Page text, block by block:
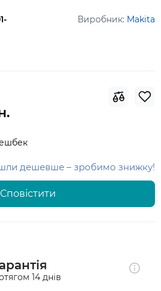
Виробник: Makita
дешевше – зробимо знижку!
Сповістити
14 днів